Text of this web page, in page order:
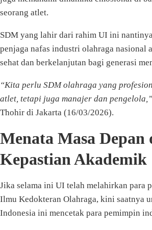
seorang atlet.
SDM yang lahir dari rahim UI ini
penjaga nafas industri olahraga nasional
sehat dan berkelanjutan bagi generasi
“Kita perlu SDM olahraga yang
atlet, tetapi juga manajer dan pengelola,”
Thohir di Jakarta (16/03/2026).
Menata Masa Depan
Kepastian Akademik
Jika selama ini UI telah melahirkan para
Ilmu Kedokteran Olahraga, kini saatnya
Indonesia ini mencetak para pemimpin